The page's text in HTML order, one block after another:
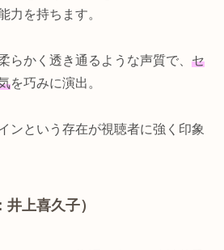
力を持ちます。
らかく透き通るような声質で、 セ
を巧みに演出。
ンという存在が視聴者に強く印象
上喜久子）